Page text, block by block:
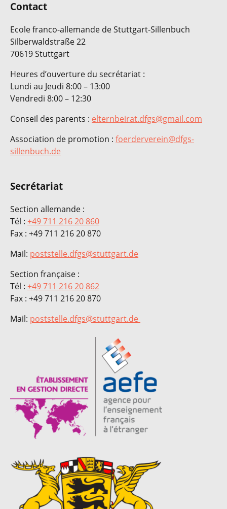
Contact
Ecole franco-allemande de Stuttgart-Sillenbuch
Silberwaldstraße 22
70619 Stuttgart
Heures d’ouverture du secrétariat :
Lundi au Jeudi 8:00 – 13:00
Vendredi 8:00 – 12:30
Conseil des parents : elternbeirat.dfgs@gmail.com
Association de promotion : foerderverein@dfgs-
sillenbuch.de
Secrétariat
Section allemande :
Tél : +49 711 216 20 860
Fax : +49 711 216 20 870
Mail: poststelle.dfgs@stuttgart.de
Section française :
Tél : +49 711 216 20 862
Fax : +49 711 216 20 870
Mail: poststelle.dfgs@stuttgart.de